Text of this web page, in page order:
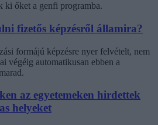
ki őket a genfi programba.
fizetős képzésről államira?
formájú képzésre nyer felvételt, nem
végéig automatikusan ebben a
az egyetemeken hirdettek
helyeket